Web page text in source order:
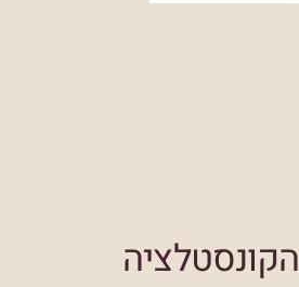
הקונסטלציה